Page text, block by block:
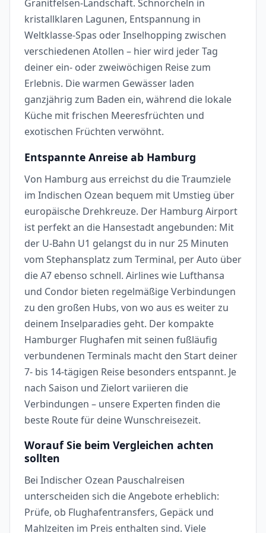
Granitfelsen-Landschaft. Schnorcheln in
kristallklaren Lagunen, Entspannung in
Weltklasse-Spas oder Inselhopping zwischen
verschiedenen Atollen – hier wird jeder Tag
deiner ein- oder zweiwöchigen Reise zum
Erlebnis. Die warmen Gewässer laden
ganzjährig zum Baden ein, während die lokale
Küche mit frischen Meeresfrüchten und
exotischen Früchten verwöhnt.
Entspannte Anreise ab Hamburg
Von Hamburg aus erreichst du die Traumziele
im Indischen Ozean bequem mit Umstieg über
europäische Drehkreuze. Der Hamburg Airport
ist perfekt an die Hansestadt angebunden: Mit
der U-Bahn U1 gelangst du in nur 25 Minuten
vom Stephansplatz zum Terminal, per Auto über
die A7 ebenso schnell. Airlines wie Lufthansa
und Condor bieten regelmäßige Verbindungen
zu den großen Hubs, von wo aus es weiter zu
deinem Inselparadies geht. Der kompakte
Hamburger Flughafen mit seinen fußläufig
verbundenen Terminals macht den Start deiner
7- bis 14-tägigen Reise besonders entspannt. Je
nach Saison und Zielort variieren die
Verbindungen – unsere Experten finden die
beste Route für deine Wunschreisezeit.
Worauf Sie beim Vergleichen achten
sollten
Bei Indischer Ozean Pauschalreisen
unterscheiden sich die Angebote erheblich:
Prüfe, ob Flughafentransfers, Gepäck und
Mahlzeiten im Preis enthalten sind. Viele